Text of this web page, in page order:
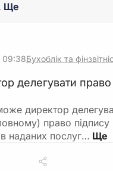
Ще
09:38Бухоблік та
делегувати право
директор
право підпису
наданих послуг…